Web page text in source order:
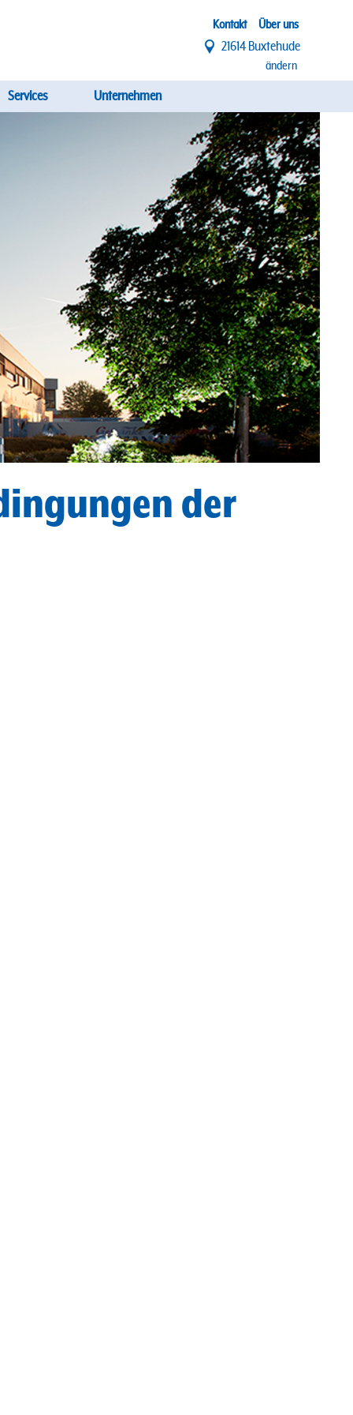
Top
Menü
Kontakt Über uns
21614 Buxtehude
ändern
Services Unternehmen
der